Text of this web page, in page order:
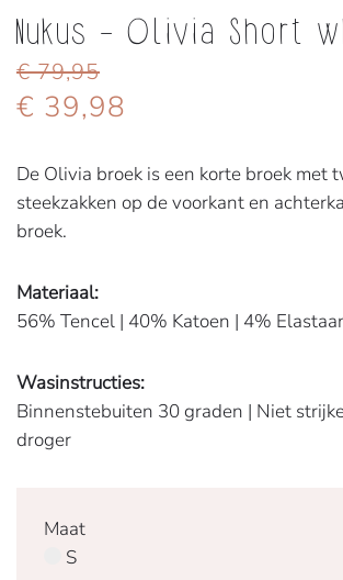
Nukus - Olivia Short
€ 79,95
€ 39,98
De Olivia broek is een korte broek met
steekzakken op de voorkant en
broek.
Materiaal:
56% Tencel | 40% Katoen | 4%
Wasinstructies:
Binnenstebuiten 30 graden | Niet
droger
Maat
S